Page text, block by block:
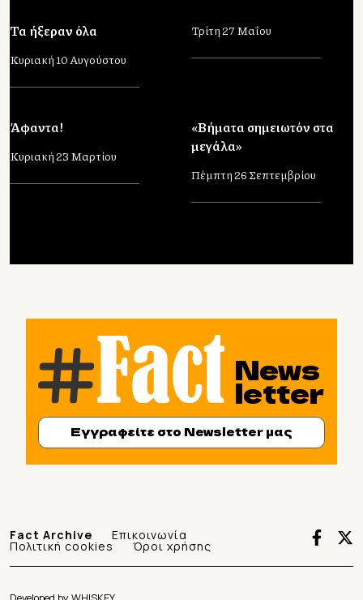
Τα ήξεραν όλα
Κυριακή 10 Αυγούστου
Τρίτη 27 Μαΐου
Άφαντα!
Κυριακή 23 Μαρτίου
«Βήματα σημειωτόν στα
μεγάλα»
Πέμπτη 26 Σεπτεμβρίου
News
letter
Εγγραφείτε στο Newsletter μας
Fact Archive Επικοινωνία
Πολιτική cookies Όροι χρήσης